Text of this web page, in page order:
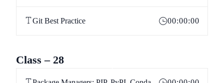
Git Best Practice 00:00:00
Class – 28